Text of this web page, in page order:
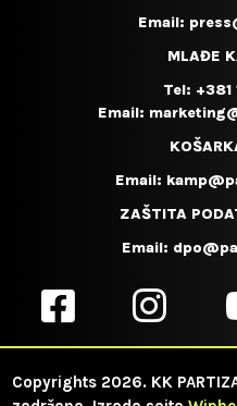
Email:
MLAĐE
Tel: +381
Email:
Email:
ZAŠTITA
Email:
Copyrights 2026. KK